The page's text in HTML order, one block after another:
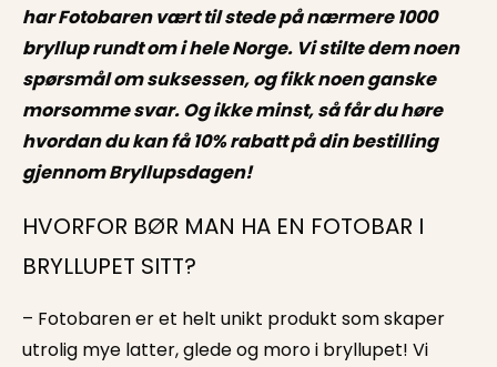
har Fotobaren vært til stede på nærmere 1000
bryllup rundt om i hele Norge. Vi stilte dem noen
spørsmål om suksessen, og fikk noen ganske
morsomme svar. Og ikke minst, så får du høre
hvordan du kan få 10% rabatt på din bestilling
gjennom Bryllupsdagen!
HVORFOR BØR MAN HA EN FOTOBAR I
BRYLLUPET SITT?
– Fotobaren er et helt unikt produkt som skaper
utrolig mye latter, glede og moro i bryllupet! Vi